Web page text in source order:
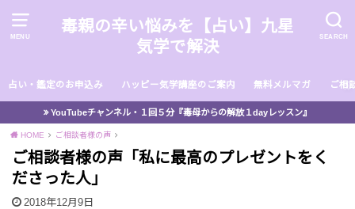
MENU SEARCH
毒親の辛い悩みを【占い】九星
気学で解決
占い・鑑定のお申込み ハッピー気学講座のご案内 無料メルマガ ご相
YouTubeチャンネル・１回５分『毒母からの解放１dayレッスン』
HOME ご相談者様の声
ご相談者様の声「私に最高のプレゼントをく
ださった人」
2018年12月9日